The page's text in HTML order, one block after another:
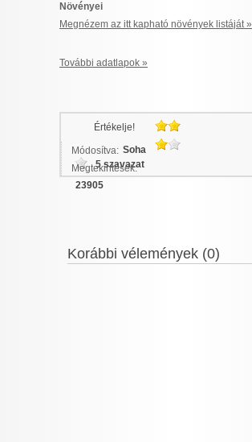
Növényei
Megnézem az itt kapható növények listáját »
További adatlapok »
Értékelje!
5 szavazat
Módosítva: Soha
Megtekintések:
23905
Korábbi vélemények (0)